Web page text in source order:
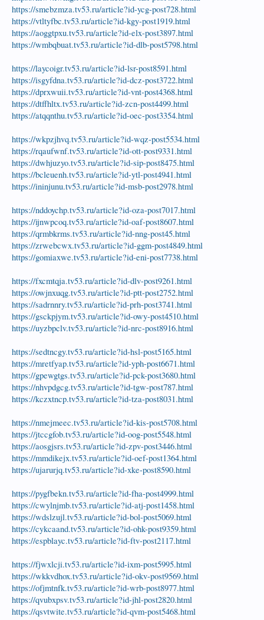
https://smebzmza.tv53.ru/article?id-ycg-post728.html
https://vtltyfbc.tv53.ru/article?id-kgy-post1919.html
https://aoggtpxu.tv53.ru/article?id-elx-post3897.html
https://wmbqbuat.tv53.ru/article?id-dlb-post5798.html
https://laycoigr.tv53.ru/article?id-lsr-post8591.html
https://isgyfdna.tv53.ru/article?id-dcz-post3722.html
https://dprxwuii.tv53.ru/article?id-vnt-post4368.html
https://dtffhltx.tv53.ru/article?id-zcn-post4499.html
https://atqqnthu.tv53.ru/article?id-oec-post3354.html
https://wkpzjhvq.tv53.ru/article?id-wqz-post5534.html
https://rqaufwnf.tv53.ru/article?id-ott-post9331.html
https://dwhjuzyo.tv53.ru/article?id-sip-post8475.html
https://bcleuenh.tv53.ru/article?id-ytl-post4941.html
https://ininjunu.tv53.ru/article?id-msb-post2978.html
https://nddoychp.tv53.ru/article?id-oza-post7017.html
https://ijnwpcoq.tv53.ru/article?id-oaf-post8607.html
https://qrmbkrms.tv53.ru/article?id-nng-post45.html
https://zrwebcwx.tv53.ru/article?id-ggm-post4849.html
https://gomiaxwe.tv53.ru/article?id-eni-post7738.html
https://fxcmtqja.tv53.ru/article?id-dlv-post9261.html
https://owjnxuqg.tv53.ru/article?id-ptt-post2752.html
https://sadrnnry.tv53.ru/article?id-prh-post3741.html
https://gsckpjym.tv53.ru/article?id-owy-post4510.html
https://uyzbpclv.tv53.ru/article?id-nrc-post8916.html
https://sedtncgy.tv53.ru/article?id-hsl-post5165.html
https://mretfyap.tv53.ru/article?id-yph-post6671.html
https://gpewgtgs.tv53.ru/article?id-pck-post3680.html
https://nhvpdgcg.tv53.ru/article?id-tgw-post787.html
https://kczxtncp.tv53.ru/article?id-tza-post8031.html
https://nmejmeec.tv53.ru/article?id-kis-post5708.html
https://jtccgfob.tv53.ru/article?id-oog-post5548.html
https://aosgjsrs.tv53.ru/article?id-zpv-post3446.html
https://mmdikejx.tv53.ru/article?id-oef-post1364.html
https://ujarurjq.tv53.ru/article?id-xke-post8590.html
https://pygfbekn.tv53.ru/article?id-fha-post4999.html
https://cwylnjmb.tv53.ru/article?id-atj-post1458.html
https://wdslzujl.tv53.ru/article?id-bol-post5069.html
https://cykcaand.tv53.ru/article?id-ohk-post9359.html
https://espblayc.tv53.ru/article?id-ftv-post2117.html
https://fjwxlcji.tv53.ru/article?id-ixm-post5995.html
https://wkkvdhox.tv53.ru/article?id-okv-post9569.html
https://ofjmtnfk.tv53.ru/article?id-wrb-post8977.html
https://qvubxpsv.tv53.ru/article?id-jhl-post2820.html
https://qsvtwite.tv53.ru/article?id-qvm-post5468.html